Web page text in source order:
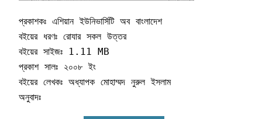
প্রকাশকঃ এশিয়ান ইউনিভার্সিটি অব বাংলাদেশ
বইয়ের ধরণঃ রোযার সকল উত্তর
বইয়ের সাইজঃ 1.11 MB
প্রকাশ সালঃ ২০০৮ ইং
বইয়ের লেখকঃ অধ্যাপক মোহাম্মদ নুরুল ইসলাম
অনুবাদঃ